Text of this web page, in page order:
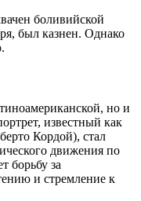
боливийской
был казнен. Однако
но и
известный как
Кордой), стал
движения по
борьбу за
и стремление к